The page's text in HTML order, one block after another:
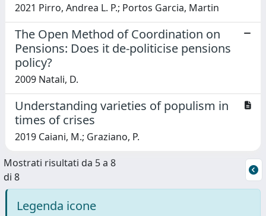
2021 Pirro, Andrea L. P.; Portos Garcia, Martin
The Open Method of Coordination on
Pensions: Does it de-politicise pensions
policy?
2009 Natali, D.
Understanding varieties of populism in
times of crises
2019 Caiani, M.; Graziano, P.
Mostrati risultati da 5 a 8
di 8
Legenda icone